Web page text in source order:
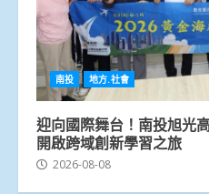
南投 地方.社會
迎向國際舞台！南投旭光
開啟跨域創新學習之旅
2026-08-08